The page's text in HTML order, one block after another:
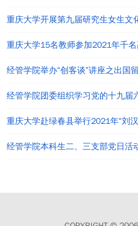
重庆大学开展第九届研究生女生文
重庆大学15名教师参加2021年千
经管学院举办“创客谈”讲座之出国
经管学院团委组织学习党的十九届
经管学院本科生二、三支部党日活